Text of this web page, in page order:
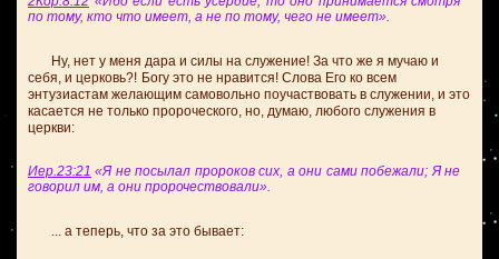
по тому, кто что имеет, а не по тому, чего не имеет».
Ну, нет у меня дара и силы на служение! За что же я мучаю и
себя, и церковь?! Богу это не нравится! Слова Его ко всем
энтузиастам желающим самовольно поучаствовать в служении, и это
касается не только пророческого, но, думаю, любого служения в
церкви:
Иер.23:21 «Я не посылал пророков сих, а они сами побежали; Я не
говорил им, а они пророчествовали».
... а теперь, что за это бывает: